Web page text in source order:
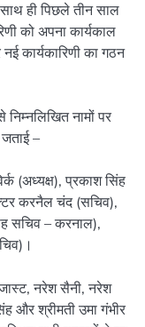
साथ ही पिछले तीन साल
को अपना कार्यकाल
कार्यकारिणी का गठन
नामों पर
–
(अध्यक्ष), प्रकाश सिंह
करनैल चंद (सचिव),
सचिव – करनाल),
नरेश सैनी, नरेश
और श्रीमती उमा गंभीर